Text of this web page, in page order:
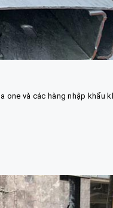
one và các hàng nhập khẩu